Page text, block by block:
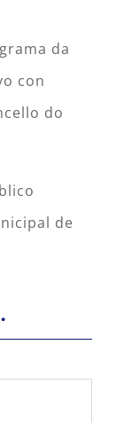
da
con
do
de